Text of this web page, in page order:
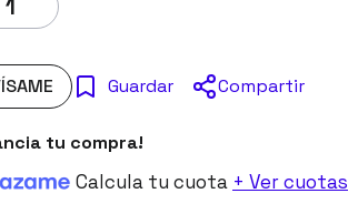
Guardar Compartir
tu compra!
Calcula tu cuota + Ver cuotas